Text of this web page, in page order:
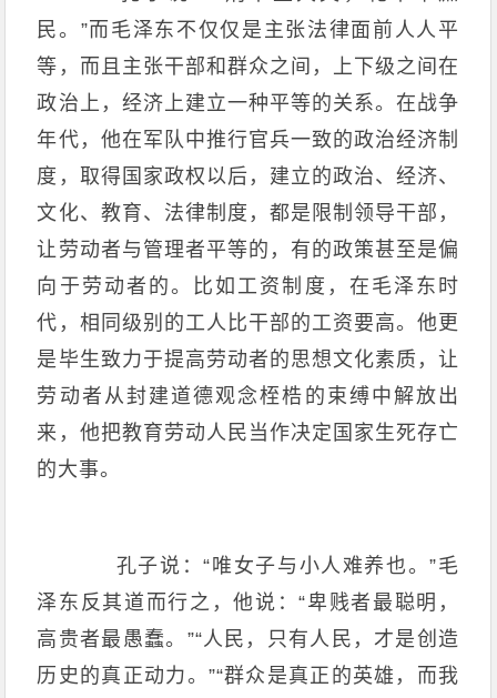
民。”而毛泽东不仅仅是主张法律面前人人平
等，而且主张干部和群众之间，上下级之间在
政治上，经济上建立一种平等的关系。在战争
年代，他在军队中推行官兵一致的政治经济制
度，取得国家政权以后，建立的政治、经济、
文化、教育、法律制度，都是限制领导干部，
让劳动者与管理者平等的，有的政策甚至是偏
向于劳动者的。比如工资制度，在毛泽东时
代，相同级别的工人比干部的工资要高。他更
是毕生致力于提高劳动者的思想文化素质，让
劳动者从封建道德观念桎梏的束缚中解放出
来，他把教育劳动人民当作决定国家生死存亡
的大事。
孔子说：“唯女子与小人难养也。”毛
泽东反其道而行之，他说：“卑贱者最聪明，
高贵者最愚蠢。”“人民，只有人民，才是创造
历史的真正动力。”“群众是真正的英雄，而我